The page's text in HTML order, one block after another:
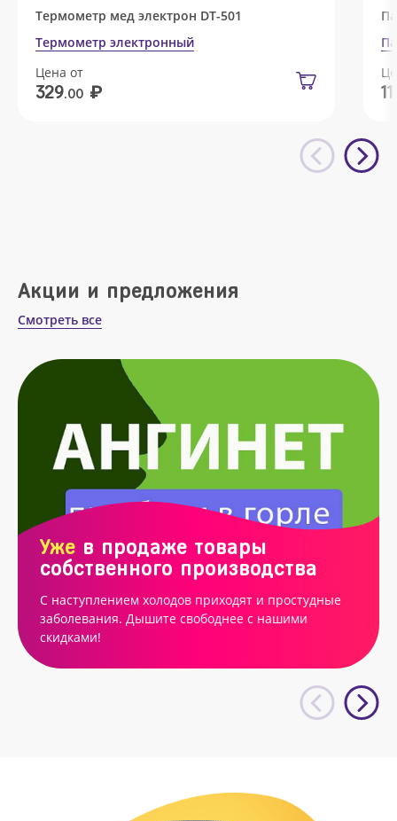
Термометр мед электрон DT-501
Термометр электронный
Цена от
329.00 ₽ 11
Акции и предложения
Смотреть все
Уже в продаже товары
собственного производства
С наступлением холодов приходят и простудные
заболевания. Дышите свободнее с нашими
скидками!